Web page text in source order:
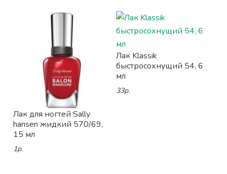
Лак для ногтей Sally
hansen жидкий 570/69,
15 мл
1р.
Лак Klassik
быстросохнущий 54, 6
мл
33р.